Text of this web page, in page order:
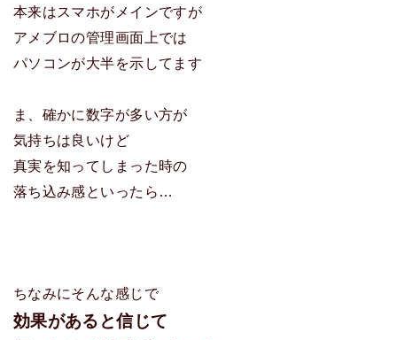
本来はスマホがメインですが
アメブロの管理画面上では
パソコンが大半を示してます
ま、確かに数字が多い方が
気持ちは良いけど
真実を知ってしまった時の
落ち込み感といったら…
ちなみにそんな感じで
効果があると信じて